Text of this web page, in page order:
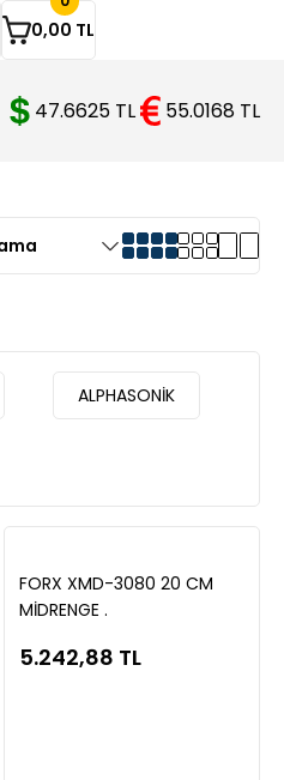
0,00 TL
47.6625 TL 55.0168 TL
ALPHASONİK
FORX XMD-3080 20 CM
MİDRENGE .
5.242,88 TL